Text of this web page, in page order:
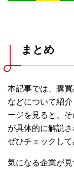
まとめ
本記事では、購
などについて紹
ージを見ると、
が具体的に解説
ぜひチェックして
気になる企業が